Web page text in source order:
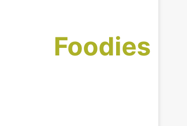
Foodies